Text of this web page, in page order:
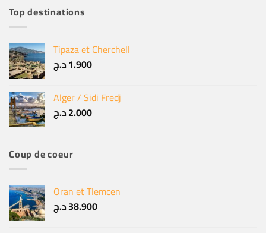
Top destinations
Tipaza et Cherchell
1.900د.ج
Alger / Sidi Fredj
2.000د.ج
Coup de coeur
Oran et Tlemcen
38.900د.ج